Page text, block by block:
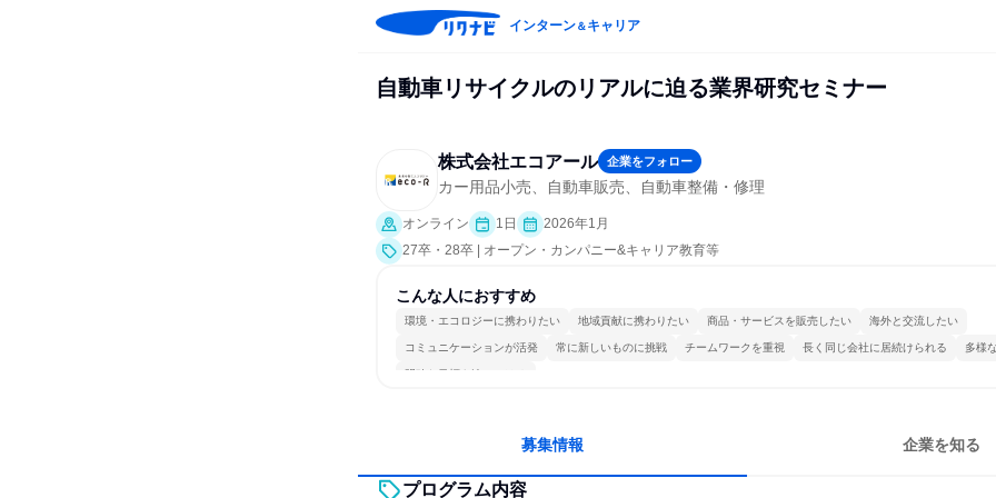
インターン＆キャリア
自動車リサイクルのリアルに迫る業界研究セミナー
株式会社エコアール 企業をフォロー
カー用品小売、自動車販売、自動車整備・修理
オンライン 1日
2026年1月
27卒・28卒 | オープン・カンパニー&キャリア教育等
こんな人におすすめ
環境・エコロジーに携わりたい 地域貢献に携わりたい 商品・サービスを販売したい 海外と交流したい
コミュニケーションが活発 常に新しいものに挑戦 チームワークを重視 長く同じ会社に居続けられる 多様
明確な目標を追いかける
募集情報 企業を知る
プログラム内容